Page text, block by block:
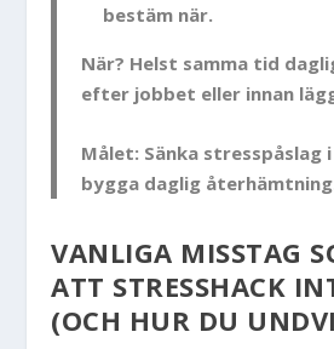
bestäm när.
När? Helst samma tid
efter jobbet eller innan
Målet: Sänka stresspåslag
bygga daglig
VANLIGA MISSTAG
ATT STRESSHACK
(OCH HUR DU